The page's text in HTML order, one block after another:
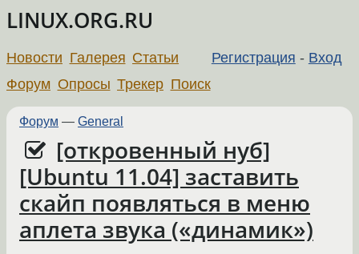
LINUX.ORG.RU
Регистрация - Вход
Новости Галерея Статьи
Форум Опросы Трекер Поиск
Форум — General
[откровенный нуб]
[Ubuntu 11.04] заставить
скайп появляться в меню
аплета звука («динамик»)